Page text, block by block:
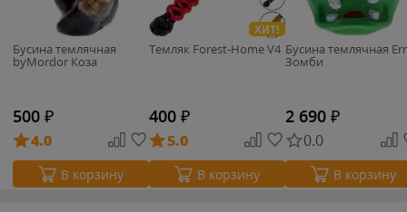
Бусина темлячная
byMordor Коза
500 ₽
4.0
В корзину
ХИТ!
Темляк Forest-Home V4
400 ₽
5.0
В корзину
Бусина темлячная
Зомби
2 690 ₽
0.0
В корзину